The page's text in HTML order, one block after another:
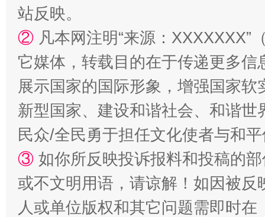
国家大学科技园优化重塑工作
站反映。
② 凡本网注明“来源：
它媒体，转载目的在于传递更多
展示国家的国际形象，增强国家
新型国家、建设和谐社会、和谐
民众/全民勇于担任文化使者与和
③ 如你所反映投诉报料和投稿的
或不文明用语，请谅解！如因被
人或单位版权和其它问题需即时在